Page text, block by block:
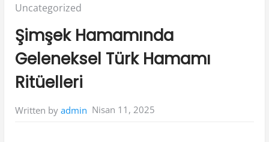
Posted
Uncategorized
Şimşek Hamamında
Geleneksel Türk Hamamı
Ritüelleri
Written by admin Nisan 11, 2025